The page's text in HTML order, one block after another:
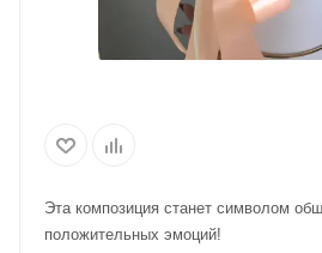
Эта композиция станет символом
положительных эмоций!